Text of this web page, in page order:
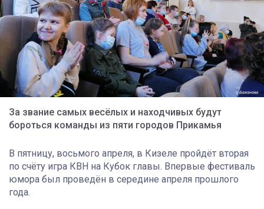
За звание самых весёлых и находчивых будут
бороться команды из пяти городов Прикамья
В пятницу, восьмого апреля, в Кизеле пройдёт вторая
по счёту игра КВН на Кубок главы. Впервые фестиваль
юмора был проведён в середине апреля прошлого
года.